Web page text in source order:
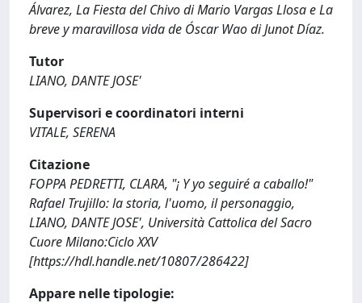
Álvarez, La Fiesta del Chivo di Mario Vargas Llosa e La
breve y maravillosa vida de Óscar Wao di Junot Díaz.
Tutor
LIANO, DANTE JOSE'
Supervisori e coordinatori interni
VITALE, SERENA
Citazione
FOPPA PEDRETTI, CLARA, "¡ Y yo seguiré a caballo!"
Rafael Trujillo: la storia, l'uomo, il personaggio,
LIANO, DANTE JOSE', Università Cattolica del Sacro
Cuore Milano:Ciclo XXV
[https://hdl.handle.net/10807/286422]
Appare nelle tipologie: